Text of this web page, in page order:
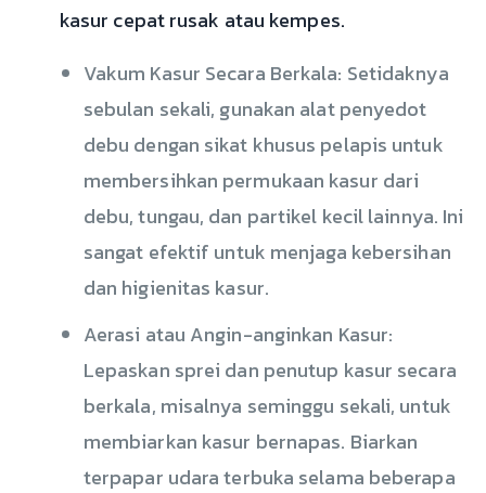
kasur cepat rusak atau kempes.
Vakum Kasur Secara Berkala: Setidaknya
sebulan sekali, gunakan alat penyedot
debu dengan sikat khusus pelapis untuk
membersihkan permukaan kasur dari
debu, tungau, dan partikel kecil lainnya. Ini
sangat efektif untuk menjaga kebersihan
dan higienitas kasur.
Aerasi atau Angin-anginkan Kasur:
Lepaskan sprei dan penutup kasur secara
berkala, misalnya seminggu sekali, untuk
membiarkan kasur bernapas. Biarkan
terpapar udara terbuka selama beberapa